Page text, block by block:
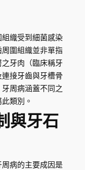
織受到細菌感染
圍組織並非單指
牙肉（臨床稱牙
接牙齒與牙槽骨
周病涵蓋不同之
類別。
與牙石
病的主要成因是